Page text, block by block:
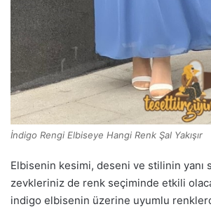
İndigo Rengi Elbiseye Hangi Renk Şal Yakışır
Elbisenin kesimi, deseni ve stilinin yanı
zevkleriniz de renk seçiminde etkili
indigo elbisenin üzerine uyumlu